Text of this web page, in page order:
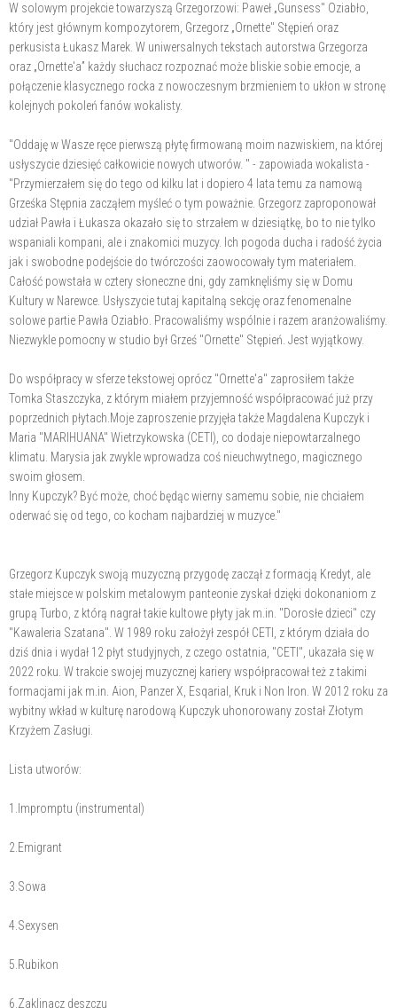
W solowym projekcie towarzyszą Grzegorzowi: Paweł „Gunsess" Oziabło,
który jest głównym kompozytorem, Grzegorz „Ornette" Stępień oraz
perkusista Łukasz Marek. W uniwersalnych tekstach autorstwa Grzegorza
oraz „Ornette'a” każdy słuchacz rozpoznać może bliskie sobie emocje, a
połączenie klasycznego rocka z nowoczesnym brzmieniem to ukłon w stronę
kolejnych pokoleń fanów wokalisty.
"Oddaję w Wasze ręce pierwszą płytę firmowaną moim nazwiskiem, na której
usłyszycie dziesięć całkowicie nowych utworów. " - zapowiada wokalista -
"Przymierzałem się do tego od kilku lat i dopiero 4 lata temu za namową
Grześka Stępnia zacząłem myśleć o tym poważnie. Grzegorz zaproponował
udział Pawła i Łukasza okazało się to strzałem w dziesiątkę, bo to nie tylko
wspaniali kompani, ale i znakomici muzycy. Ich pogoda ducha i radość życia
jak i swobodne podejście do twórczości zaowocowały tym materiałem.
Całość powstała w cztery słoneczne dni, gdy zamknęliśmy się w Domu
Kultury w Narewce. Usłyszycie tutaj kapitalną sekcję oraz fenomenalne
solowe partie Pawła Oziabło. Pracowaliśmy wspólnie i razem aranżowaliśmy.
Niezwykle pomocny w studio był Grześ "Ornette" Stępień. Jest wyjątkowy.
Do współpracy w sferze tekstowej oprócz "Ornette'a" zaprosiłem także
Tomka Staszczyka, z którym miałem przyjemność współpracować już przy
poprzednich płytach.Moje zaproszenie przyjęła także Magdalena Kupczyk i
Maria "MARIHUANA" Wietrzykowska (CETI), co dodaje niepowtarzalnego
klimatu. Marysia jak zwykle wprowadza coś nieuchwytnego, magicznego
swoim głosem.
Inny Kupczyk? Być może, choć będąc wierny samemu sobie, nie chciałem
oderwać się od tego, co kocham najbardziej w muzyce."
Grzegorz Kupczyk swoją muzyczną przygodę zaczął z formacją Kredyt, ale
stałe miejsce w polskim metalowym panteonie zyskał dzięki dokonaniom z
grupą Turbo, z którą nagrał takie kultowe płyty jak m.in. "Dorosłe dzieci" czy
"Kawaleria Szatana". W 1989 roku założył zespół CETI, z którym działa do
dziś dnia i wydał 12 płyt studyjnych, z czego ostatnia, "CETI", ukazała się w
2022 roku. W trakcie swojej muzycznej kariery współpracował też z takimi
formacjami jak m.in. Aion, Panzer X, Esqarial, Kruk i Non Iron. W 2012 roku za
wybitny wkład w kulturę narodową Kupczyk uhonorowany został Złotym
Krzyżem Zasługi.
Lista utworów:
1.Impromptu (instrumental)
2.Emigrant
3.Sowa
4.Sexysen
5.Rubikon
6.Zaklinacz deszczu